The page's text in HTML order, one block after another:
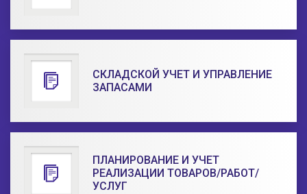
СКЛАДСКОЙ УЧЕТ И УПРАВЛЕНИЕ
ЗАПАСАМИ
ПЛАНИРОВАНИЕ И УЧЕТ
РЕАЛИЗАЦИИ ТОВАРОВ/РАБОТ/
УСЛУГ